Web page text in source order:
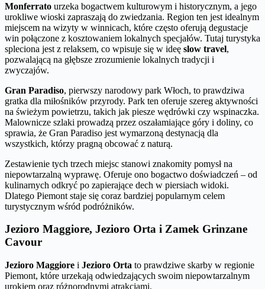
Monferrato urzeka bogactwem kulturowym i historycznym, a jego
urokliwe wioski zapraszają do zwiedzania. Region ten jest idealnym
miejscem na wizyty w winnicach, które często oferują degustacje
win połączone z kosztowaniem lokalnych specjałów. Tutaj turystyka
spleciona jest z relaksem, co wpisuje się w ideę slow travel,
pozwalającą na głębsze zrozumienie lokalnych tradycji i
zwyczajów.
Gran Paradiso, pierwszy narodowy park Włoch, to prawdziwa
gratka dla miłośników przyrody. Park ten oferuje szereg aktywności
na świeżym powietrzu, takich jak piesze wędrówki czy wspinaczka.
Malownicze szlaki prowadzą przez oszałamiające góry i doliny, co
sprawia, że Gran Paradiso jest wymarzoną destynacją dla
wszystkich, którzy pragną obcować z naturą.
Zestawienie tych trzech miejsc stanowi znakomity pomysł na
niepowtarzalną wyprawę. Oferuje ono bogactwo doświadczeń – od
kulinarnych odkryć po zapierające dech w piersiach widoki.
Dlatego Piemont staje się coraz bardziej popularnym celem
turystycznym wśród podróżników.
Jezioro Maggiore, Jezioro Orta i Zamek Grinzane
Cavour
Jezioro Maggiore i Jezioro Orta to prawdziwe skarby w regionie
Piemont, które urzekają odwiedzających swoim niepowtarzalnym
urokiem oraz różnorodnymi atrakcjami.